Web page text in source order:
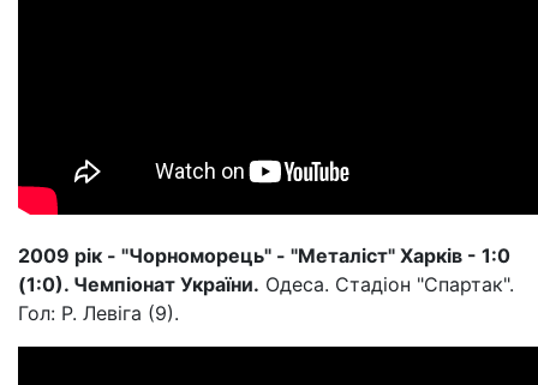
2009 рік - "Чорноморець" - "Металіст" Харків - 1:0
(1:0). Чемпіонат України. Одеса. Стадіон "Спартак".
Гол: Р. Левіга (9).